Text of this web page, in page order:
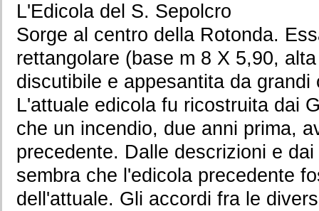
L'Edicola del S. Sepolcro
Sorge al centro della Rotonda.
rettangolare (base m 8 X 5,90,
discutibile e appesantita da grandi
L'attuale edicola fu ricostruita dai
che un incendio, due anni prima,
precedente. Dalle descrizioni e
sembra che l'edicola precedente
dell'attuale. Gli accordi fra le